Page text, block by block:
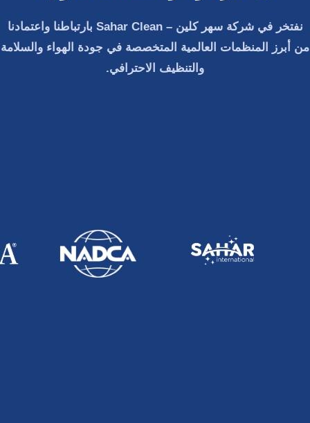
نفتخر فيشركة سهر كلين – Sahar Clean
بارتباطنا واعتمادنا
من أبرز المنظمات العالمية المتخصصة في جودة الهواء والسلامة
والتنظيف الاحترافي.